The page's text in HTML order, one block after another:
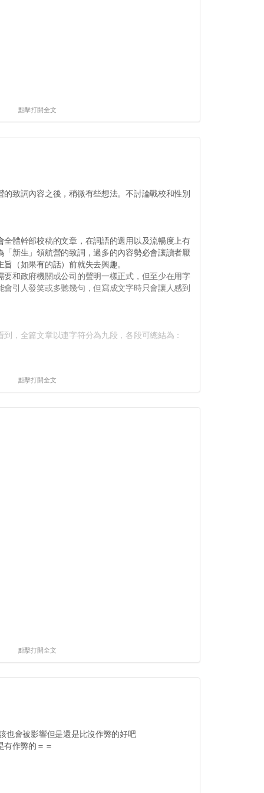
點擊打開全文
致詞內容之後，稍微有些想法。不討論戰校和性別
體幹部校稿的文章，在詞語的選用以及流暢度上有
新生」領航營的致詞，過多的內容勢必會讓讀者厭
（如果有的話）前就失去興趣。
和政府機關或公司的聲明一樣正式，但至少在用字
會引人發笑或多聽幾句，但寫成文字時只會讓人感到
全篇文章以連字符分為九段，各段可總結為：
點擊打開全文
點擊打開全文
也會被影響但是還是比沒作弊的好吧
有作弊的＝＝